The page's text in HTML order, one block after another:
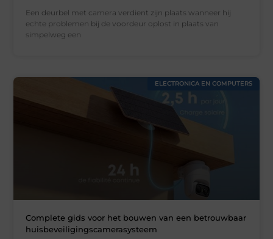
Een deurbel met camera verdient zijn plaats wanneer hij
echte problemen bij de voordeur oplost in plaats van
simpelweg een
ELECTRONICA EN COMPUTERS
Complete gids voor het bouwen van een betrouwbaar
huisbeveiligingscamerasysteem